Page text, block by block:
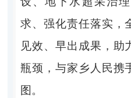
求、强化责任落实，
见效、早出成果，助
瓶颈，与家乡人民携
图。